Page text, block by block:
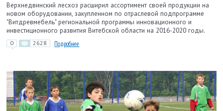
Верхнедвинский лесхоз расширил ассортимент своей продукции на
новом оборудовании, закупленном по отраслевой подпрограмме
"Витдревмебель" региональной программы инновационного и
инвестиционного развития Витебской области на 2016-2020 годы.
0 2628 Подробнее